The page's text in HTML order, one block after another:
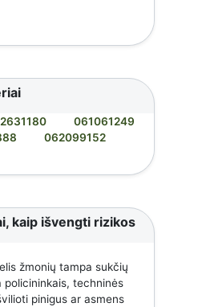
061061249
062099152
kaip išvengti rizikos
žmonių tampa sukčių
policininkais, techninės
pinigus ar asmens